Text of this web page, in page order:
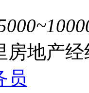
房地产
员